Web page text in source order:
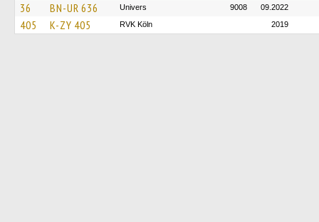
36 BN-UR 636 Univers 9008 09.2022
405 K-ZY 405 RVK Köln 2019